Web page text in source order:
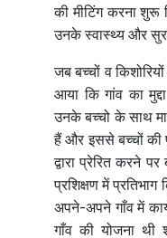
की मीटिंग करना शुरू
उनके स्वास्थ्य और
जब बच्चों व
आया कि गांव का
उनके बच्चो के साथ
हैं और इससे बच्चों की
द्वारा प्रेरित करने
प्रशिक्षण में
अपने-अपने गाँव में
गाँव की योजना